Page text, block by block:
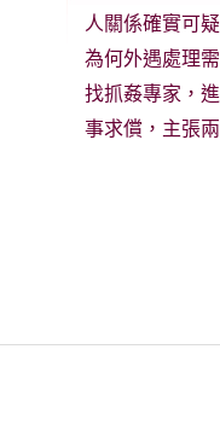
人關係確實可
為何外遇處理
找抓姦專家，
事求償，主張